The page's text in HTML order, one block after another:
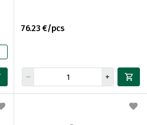
76.23 €/pcs